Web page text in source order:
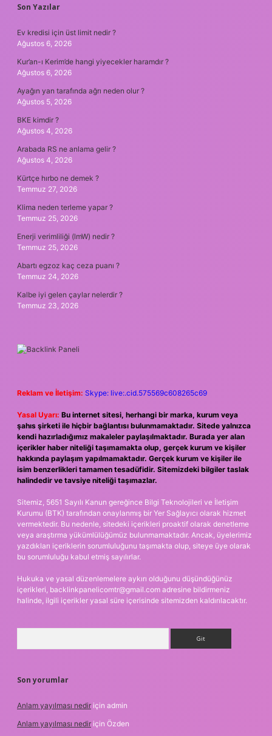
SIDEBAR
Son Yazılar
Ev kredisi için üst limit nedir ?
Ağustos 6, 2026
Kur’an-ı Kerim’de hangi yiyecekler haramdır ?
Ağustos 6, 2026
Ayağın yan tarafında ağrı neden olur ?
Ağustos 5, 2026
BKE kimdir ?
Ağustos 4, 2026
Arabada RS ne anlama gelir ?
Ağustos 4, 2026
Kürtçe hırbo ne demek ?
Temmuz 27, 2026
Klima neden terleme yapar ?
Temmuz 25, 2026
Enerji verimliliği (lmW) nedir ?
Temmuz 25, 2026
Abartı egzoz kaç ceza puanı ?
Temmuz 24, 2026
Kalbe iyi gelen çaylar nelerdir ?
Temmuz 23, 2026
Reklam ve İletişim: Skype: live:.cid.575569c608265c69
Yasal Uyarı: Bu internet sitesi, herhangi bir marka, kurum veya
şahıs şirketi ile hiçbir bağlantısı bulunmamaktadır. Sitede yalnızca
kendi hazırladığımız makaleler paylaşılmaktadır. Burada yer alan
içerikler haber niteliği taşımamakta olup, gerçek kurum ve kişiler
hakkında paylaşım yapılmamaktadır. Gerçek kurum ve kişiler ile
isim benzerlikleri tamamen tesadüfidir. Sitemizdeki bilgiler taslak
halindedir ve tavsiye niteliği taşımazlar.
Sitemiz, 5651 Sayılı Kanun gereğince Bilgi Teknolojileri ve İletişim
Kurumu (BTK) tarafından onaylanmış bir Yer Sağlayıcı olarak hizmet
vermektedir. Bu nedenle, sitedeki içerikleri proaktif olarak denetleme
veya araştırma yükümlülüğümüz bulunmamaktadır. Ancak, üyelerimiz
yazdıkları içeriklerin sorumluluğunu taşımakta olup, siteye üye olarak
bu sorumluluğu kabul etmiş sayılırlar.
Hukuka ve yasal düzenlemelere aykırı olduğunu düşündüğünüz
içerikleri, backlinkpanelicomtr@gmail.com adresine bildirmeniz
halinde, ilgili içerikler yasal süre içerisinde sitemizden kaldırılacaktır.
Son yorumlar
Anlam yayılması nedir için admin
Anlam yayılması nedir için Özden